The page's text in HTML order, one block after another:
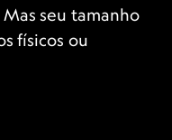
seu tamanho
físicos ou